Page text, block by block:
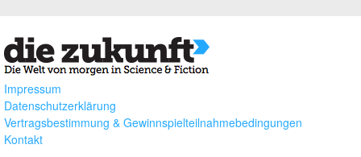
Impressum
Datenschutzerklärung
Vertragsbestimmung & Gewinnspielteilnahmebedingungen
Kontakt